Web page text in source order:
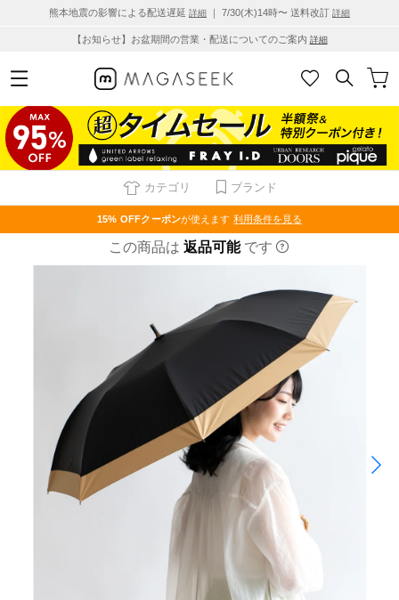
熊本地震の影響による配送遅延 詳細 ｜ 7/30(木)14時〜 送料改訂 詳細
【お知らせ】お盆期間の営業・配送についてのご案内 詳細
カテゴリ ブランド
15% OFFクーポンが使えます 利用条件を見る
この商品は 返品可能 です